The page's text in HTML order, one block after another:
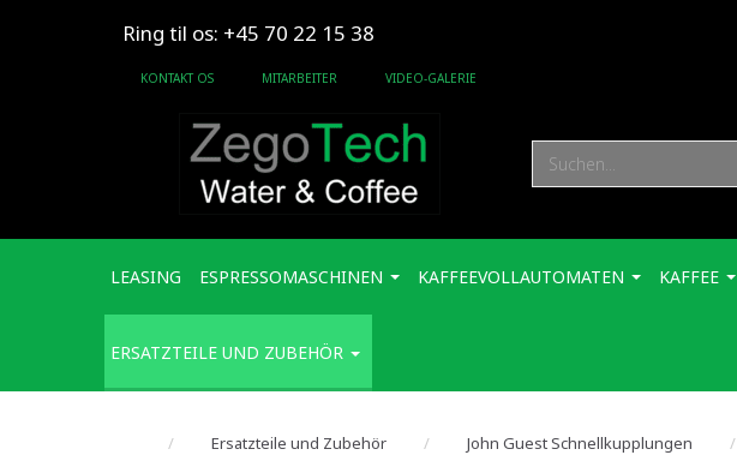
Ring til os: +45 70 22 15 38
KONTAKT OS MITARBEITER VIDEO-GALERIE
LEASING ESPRESSOMASCHINEN KAFFEEVOLLAUTOMATEN KAFFEE
ERSATZTEILE UND ZUBEHÖR
Ersatzteile und Zubehör John Guest Schnellkupplungen